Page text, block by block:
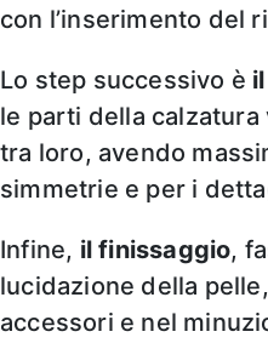
con l’inserimento del
Lo step successivo è
le parti della
tra loro, avendo
simmetrie e per i
Infine, il finissaggio,
lucidazione della
accessori e nel